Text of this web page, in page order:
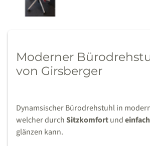
Moderner
von Girsberger
Dynamsischer Bürodrehstuhl in
welcher durchSitzkomfortund
glänzen kann.